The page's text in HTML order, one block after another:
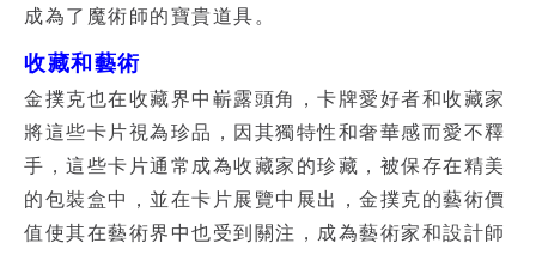
成為了魔術師的寶貴道具。
收藏和藝術
金撲克也在收藏界中嶄露頭角，卡牌愛好者和收藏家
將這些卡片視為珍品，因其獨特性和奢華感而愛不釋
手，這些卡片通常成為收藏家的珍藏，被保存在精美
的包裝盒中，並在卡片展覽中展出，金撲克的藝術價
值使其在藝術界中也受到關注，成為藝術家和設計師